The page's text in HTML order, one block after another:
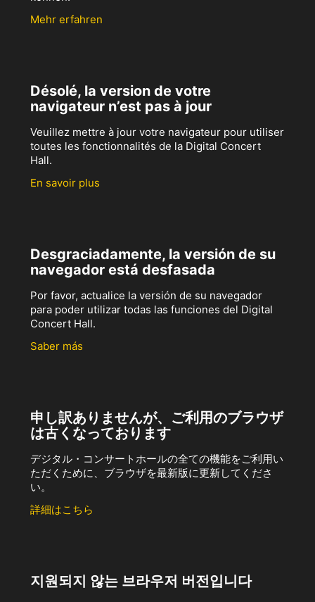
Mehr erfahren
Désolé, la version de votre
navigateur n’est pas à jour
Veuillez mettre à jour votre navigateur pour utiliser
toutes les fonctionnalités de la Digital Concert
Hall.
En savoir plus
Desgraciadamente, la versión de su
navegador está desfasada
Por favor, actualice la versión de su navegador
para poder utilizar todas las funciones del Digital
Concert Hall.
Saber más
申し訳ありませんが、ご利用のブラウザ
は古くなっております
デジタル・コンサートホールの全ての機能をご利用い
ただくために、ブラウザを最新版に更新してくださ
い。
詳細はこちら
지원되지 않는 브라우저 버전입니다